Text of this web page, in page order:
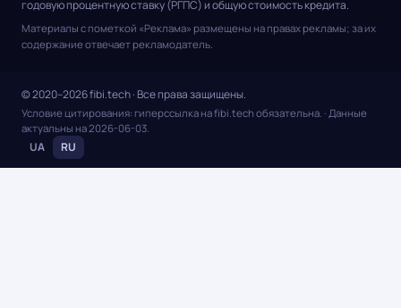
годовую процентную ставку (РГПС) и общую стоимость кредита.
Материалы с пометкой «Реклама» размещены на правах рекламы; за их
содержание отвечает рекламодатель.
© 2020–2026 fibi.tech · Все права защищены.
Условие цитирования: гиперссылка на fibi.tech обязательна. · Данные
актуальны на2026-06-03
UA RU